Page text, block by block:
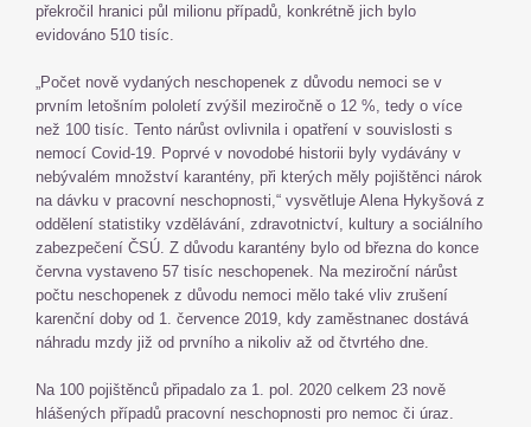
překročil hranici půl milionu případů, konkrétně jich bylo
evidováno 510 tisíc.
„Počet nově vydaných neschopenek z důvodu nemoci se v
prvním letošním pololetí zvýšil meziročně o 12 %, tedy o více
než 100 tisíc. Tento nárůst ovlivnila i opatření v souvislosti s
nemocí Covid-19. Poprvé v novodobé historii byly vydávány v
nebývalém množství karantény, při kterých měly pojištěnci nárok
na dávku v pracovní neschopnosti,“ vysvětluje Alena Hykyšová z
oddělení statistiky vzdělávání, zdravotnictví, kultury a sociálního
zabezpečení ČSÚ. Z důvodu karantény bylo od března do konce
června vystaveno 57 tisíc neschopenek. Na meziroční nárůst
počtu neschopenek z důvodu nemoci mělo také vliv zrušení
karenční doby od 1. července 2019, kdy zaměstnanec dostává
náhradu mzdy již od prvního a nikoliv až od čtvrtého dne.
Na 100 pojištěnců připadalo za 1. pol. 2020 celkem 23 nově
hlášených případů pracovní neschopnosti pro nemoc či úraz.